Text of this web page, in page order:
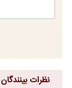
نظرات بینندگان